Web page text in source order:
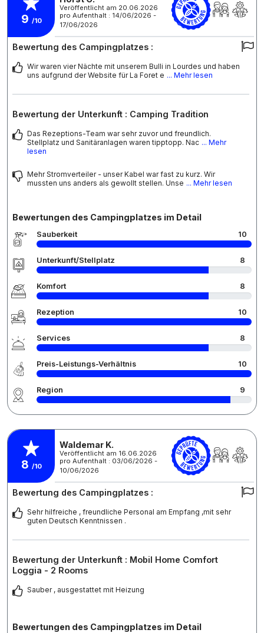
9 /10
Veröffentlicht am 20.06.2026
pro Aufenthalt : 14/06/2026 -
17/06/2026
Bewertung des Campingplatzes :
Wir waren vier Nächte mit unserem Bulli in Lourdes und haben
uns aufgrund der Website für La Foret e ... Mehr lesen
Bewertung der Unterkunft : Camping Tradition
Das Rezeptions-Team war sehr zuvor und freundlich.
Stellplatz und Sanitäranlagen waren tipptopp. Nac ... Mehr
lesen
Mehr Stromverteiler - unser Kabel war fast zu kurz. Wir
mussten uns anders als gewollt stellen. Unse ... Mehr lesen
Bewertungen des Campingplatzes im Detail
Sauberkeit 10
Unterkunft/Stellplatz 8
Komfort 8
Rezeption 10
Services 8
Preis-Leistungs-Verhältnis 10
Region 9
8 /10
Waldemar K.
Veröffentlicht am 16.06.2026
pro Aufenthalt : 03/06/2026 -
10/06/2026
Bewertung des Campingplatzes :
Sehr hilfreiche , freundliche Personal am Empfang ,mit sehr
guten Deutsch Kenntnissen .
Bewertung der Unterkunft : Mobil Home Comfort
Loggia - 2 Rooms
Sauber , ausgestattet mit Heizung
Bewertungen des Campingplatzes im Detail